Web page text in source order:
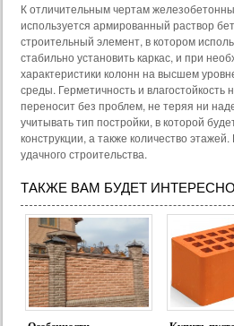
К отличительным чертам
используется армированный раствор
строительный элемент, в котором
стабильно установить каркас, и при
характеристики колонн на высшем
среды. Герметичность и
переносит без проблем, не теряя ни
учитывать тип постройки, в которой
конструкции, а также количество
удачного строительства.
ТАКЖЕ ВАМ БУДЕТ